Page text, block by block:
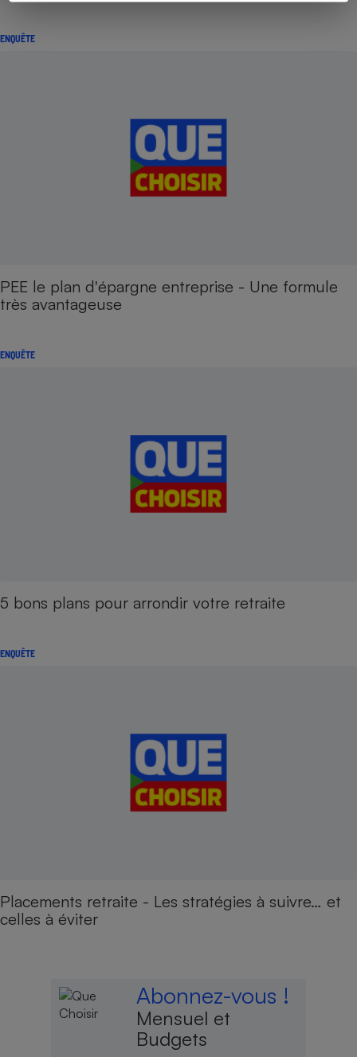
ENQUÊTE
PEE le plan d'épargne entreprise - Une formule
très avantageuse
ENQUÊTE
5 bons plans pour arrondir votre retraite
ENQUÊTE
Placements retraite - Les stratégies à suivre… et
celles à éviter
Abonnez-vous !
Mensuel et
Budgets